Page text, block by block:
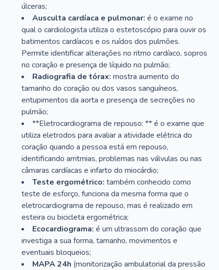
úlceras;
Ausculta cardíaca e pulmonar: é o exame no
qual o cardiologista utiliza o estetoscópio para ouvir os
batimentos cardíacos e os ruídos dos pulmões.
Permite identificar alterações no ritmo cardíaco, sopros
no coração e presença de líquido no pulmão;
Radiografia de tórax: mostra aumento do
tamanho do coração ou dos vasos sanguíneos,
entupimentos da aorta e presença de secreções no
pulmão;
**Eletrocardiograma de repouso: ** é o exame que
utiliza eletrodos para avaliar a atividade elétrica do
coração quando a pessoa está em repouso,
identificando arritmias, problemas nas válvulas ou nas
câmaras cardíacas e infarto do miocárdio;
Teste ergométrico: também conhecido como
teste de esforço, funciona da mesma forma que o
eletrocardiograma de repouso, mas é realizado em
esteira ou bicicleta ergométrica;
Ecocardiograma: é um ultrassom do coração que
investiga a sua forma, tamanho, movimentos e
eventuais bloqueios;
MAPA 24h (monitorização ambulatorial da pressão